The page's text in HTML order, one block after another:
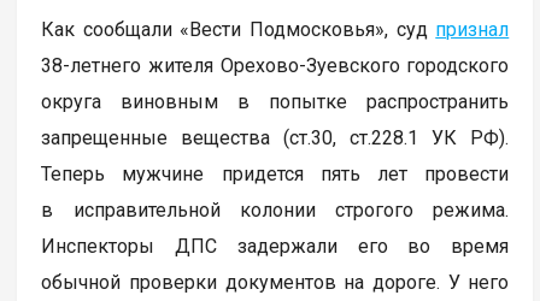
Как сообщали «Вести Подмосковья», суд признал
38-летнего жителя Орехово-Зуевского городского
округа виновным в попытке распространить
запрещенные вещества (ст.30, ст.228.1 УК РФ).
Теперь мужчине придется пять лет провести
в исправительной колонии строгого режима.
Инспекторы ДПС задержали его во время
обычной проверки документов на дороге. У него